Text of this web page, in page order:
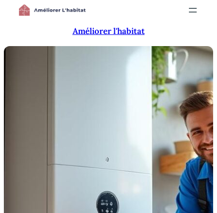
Aller
Améliorer l'habitat